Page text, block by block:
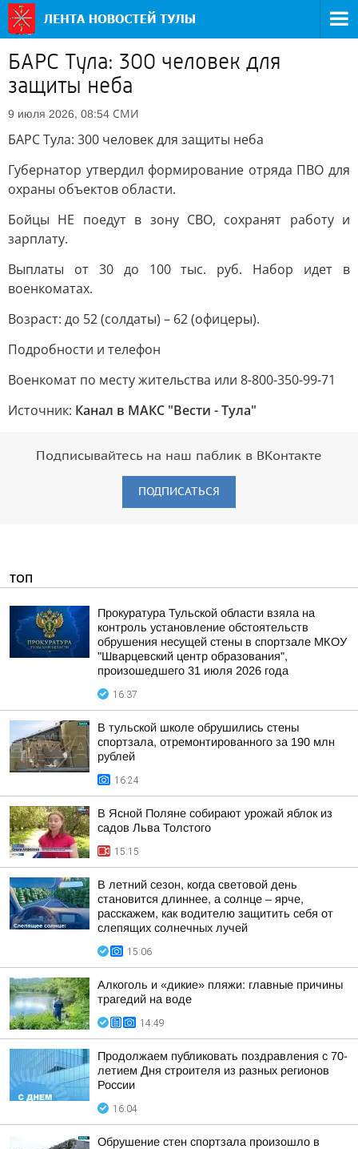
БАРС Тула: 300 человек для
защиты неба
9 июля 2026, 08:54 СМИ
БАРС Тула: 300 человек для защиты неба
Губернатор утвердил формирование отряда ПВО для
охраны объектов области.
Бойцы НЕ поедут в зону СВО, сохранят работу и
зарплату.
Выплаты от 30 до 100 тыс. руб. Набор идет в
военкоматах.
Возраст: до 52 (солдаты) – 62 (офицеры).
Подробности и телефон
Военкомат по месту жительства или 8-800-350-99-71
Источник: Канал в МАКС "Вести - Тула"
Подписывайтесь на наш паблик в ВКонтакте
ПОДПИСАТЬСЯ
ТОП
Прокуратура Тульской области взяла на
контроль установление обстоятельств
обрушения несущей стены в спортзале МКОУ
"Шварцевский центр образования",
произошедшего 31 июля 2026 года
16:37
В тульской школе обрушились стены
спортзала, отремонтированного за 190 млн
рублей
16:24
В Ясной Поляне собирают урожай яблок из
садов Льва Толстого
15:15
В летний сезон, когда световой день
становится длиннее, а солнце – ярче,
расскажем, как водителю защитить себя от
слепящих солнечных лучей
15:06
Алкоголь и «дикие» пляжи: главные причины
трагедий на воде
14:49
Продолжаем публиковать поздравления с 70-
летием Дня строителя из разных регионов
России
16:04
Обрушение стен спортзала произошло в